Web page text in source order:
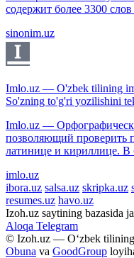
содержит более 3300
sinonim.uz
Imlo.uz — O'zbek tilining
So'zning to'g'ri yozilishini
Imlo.uz —
позволяющий проверить
латинице и кириллице. В
imlo.uz
ibora.uz salsa.uz skripka.uz
resumes.uz havo.uz
Izoh.uz saytining bazasida
Aloqa Telegram
© Izoh.uz — O‘zbek
Obuna va GoodGroup